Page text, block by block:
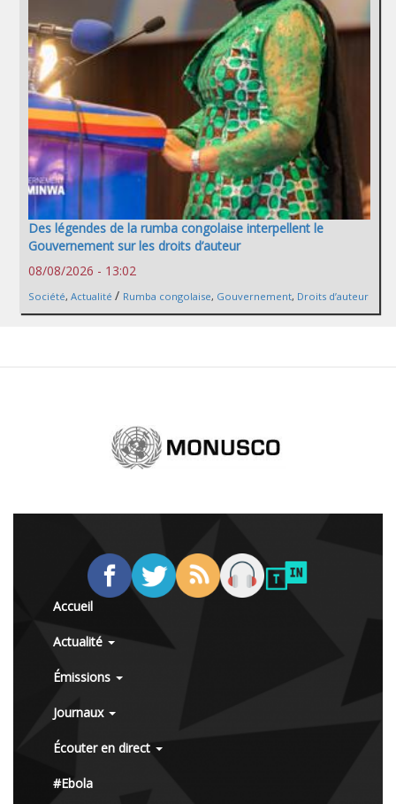
Des légendes de la rumba congolaise interpellent le
Gouvernement sur les droits d’auteur
08/08/2026 - 13:02
Société, Actualité / Rumba congolaise, Gouvernement, Droits d’auteur
Accueil
Actualité
Émissions
Journaux
Écouter en direct
#Ebola